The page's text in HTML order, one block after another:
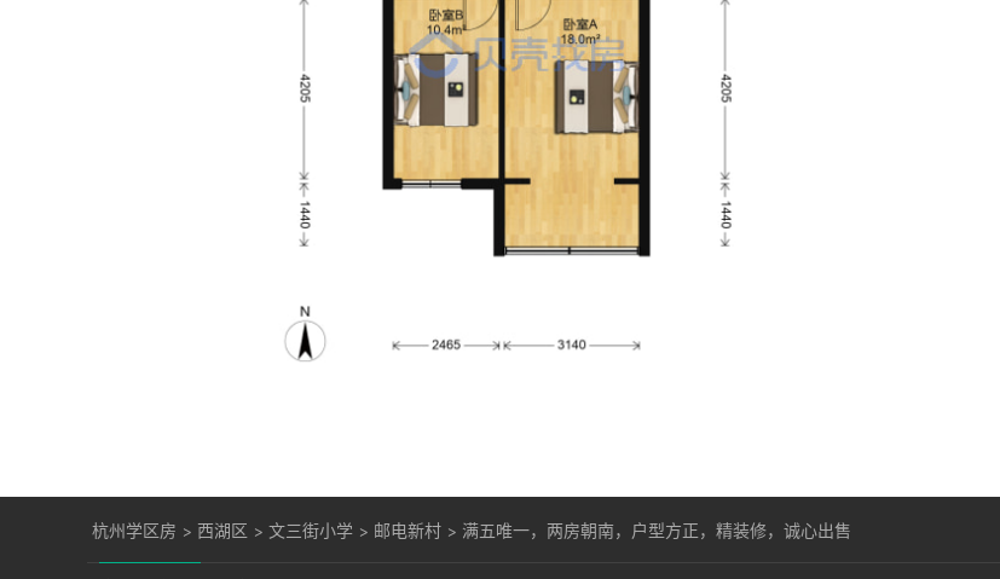
杭州学区房 > 西湖区 > 文三街小学 > 邮电新村 > 满五唯一，两房朝南，户型方正，精装修，诚心出售